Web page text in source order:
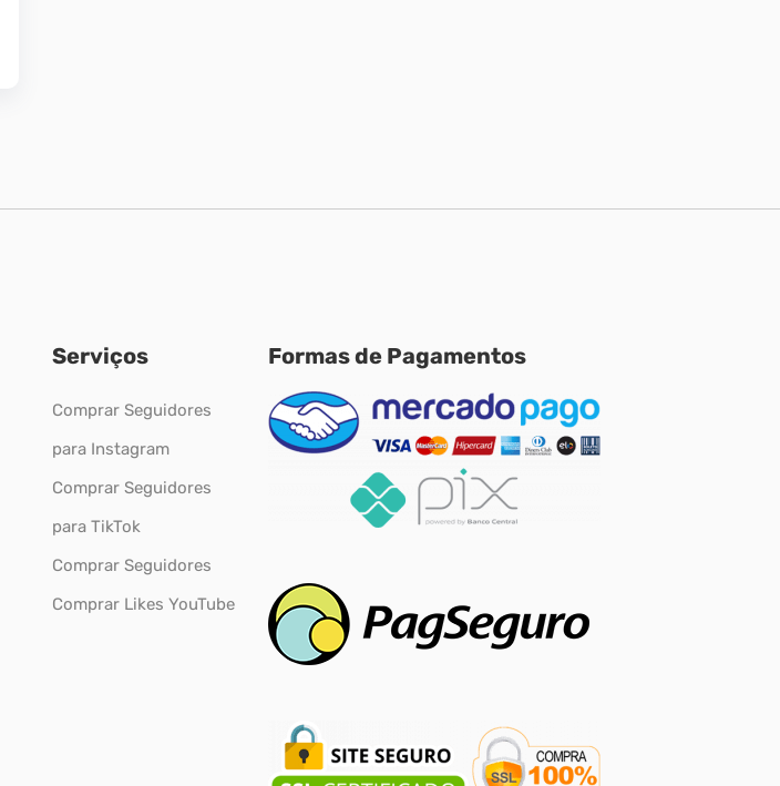
Serviços
Comprar Seguidores
para Instagram
Comprar Seguidores
para TikTok
Comprar Seguidores
Comprar Likes YouTube
Formas de Pagamentos